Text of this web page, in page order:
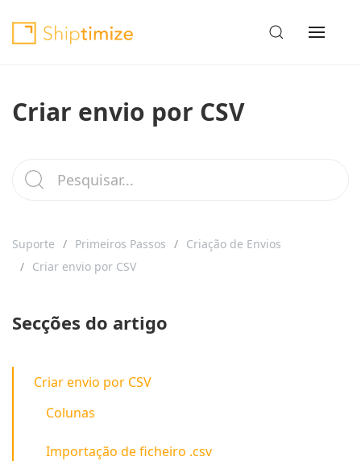
Criar envio por CSV
Suporte Primeiros Passos
Criação de Envios
Criar envio por CSV
Secções do artigo
Criar envio por CSV
Colunas
Importação de ficheiro .csv